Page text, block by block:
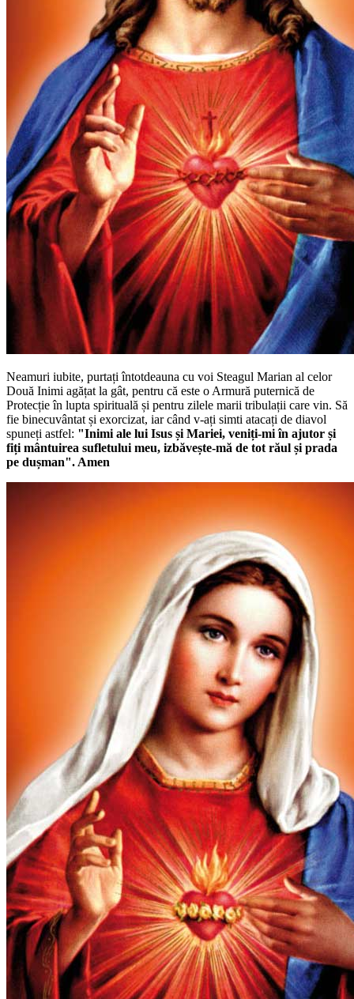
Neamuri iubite, purtați întotdeauna cu voi Steagul Marian al celor
Două Inimi agățat la gât, pentru că este o Armură puternică de
Protecție în lupta spirituală și pentru zilele marii tribulații care vin. Să
fie binecuvântat și exorcizat, iar când v-ați simti atacați de diavol
spuneți astfel: "Inimi ale lui Isus și Mariei, veniți-mi în ajutor și
fiți mântuirea sufletului meu, izbăvește-mă de tot răul și prada
pe dușman". Amen